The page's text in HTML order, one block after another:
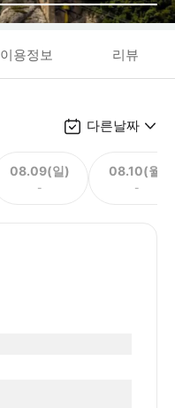
이용정보 리뷰
다른날짜
08.09(일)
-
08.10(월)
-